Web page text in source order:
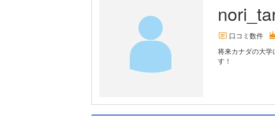
口コミ数件
将来カナダの大
す！